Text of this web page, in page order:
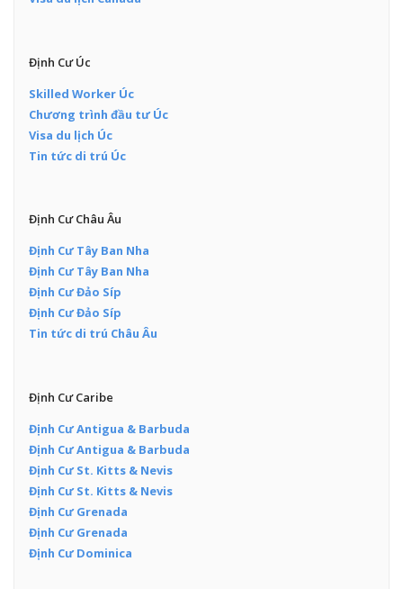
Định Cư Úc
Skilled Worker Úc
Chương trình đầu tư Úc
Visa du lịch Úc
Tin tức di trú Úc
Định Cư Châu Âu
Định Cư Tây Ban Nha
Định Cư Tây Ban Nha
Định Cư Đảo Síp
Định Cư Đảo Síp
Tin tức di trú Châu Âu
Định Cư Caribe
Định Cư Antigua & Barbuda
Định Cư Antigua & Barbuda
Định Cư St. Kitts & Nevis
Định Cư St. Kitts & Nevis
Định Cư Grenada
Định Cư Grenada
Định Cư Dominica